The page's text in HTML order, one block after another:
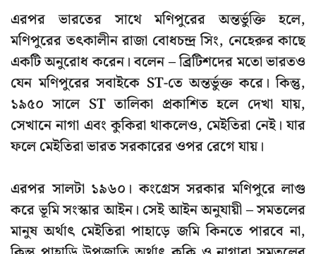
এরপর ভারতের সাথে মণিপুরের অন্তর্ভুক্তি হলে,
মণিপুরের তৎকালীনরাজা বোধচন্দ্র সিং, নেহেরুর কাছে
একটি অনুরোধ করেন। বলেন – ব্রিটিশদের মতো ভারতও
যেন মণিপুরের সবাইকে ST-তে অন্তর্ভুক্ত করে। কিন্তু,
১৯৫০ সালেST তালিকা প্রকাশিত হলে দেখা যায়,
সেখানে নাগা এবং কুকিরা থাকলেও, মেইতিরা নেই। যার
ফলে মেইতিরা ভারত সরকারের ওপর রেগে যায়।
এরপরসালটা ১৯৬০ । কংগ্রেস সরকার মণিপুরে লাগু
করেভূমি সংস্কার আইন। সেই আইন অনুযায়ী – সমতলের
মানুষ অর্থাৎ মেইতিরা পাহাড়ে জমি কিনতে পারবে না,